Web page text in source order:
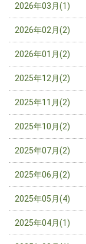
2026年03月(1)
2026年02月(2)
2026年01月(2)
2025年12月(2)
2025年11月(2)
2025年10月(2)
2025年07月(2)
2025年06月(2)
2025年05月(4)
2025年04月(1)